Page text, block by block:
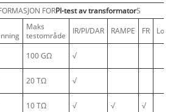
FORPI-test av transformatorS
Maks
testområde
IR/PI/DAR RAMPE FR
Lokk.
100 GΩ
√
20 TΩ
√
10 TΩ √ √
√